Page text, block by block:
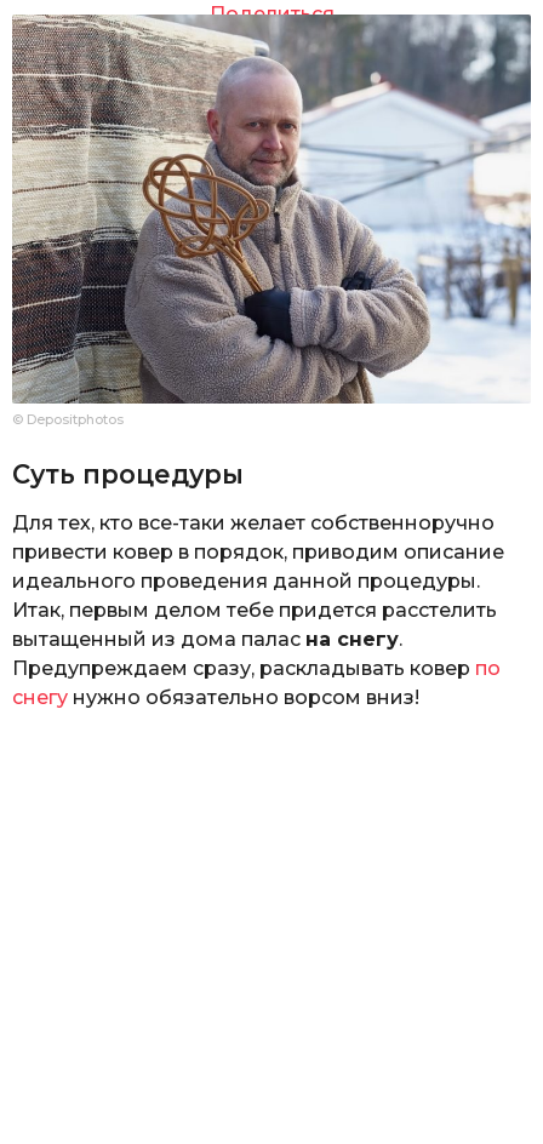
Поделиться
© Depositphotos
Суть процедуры
Для тех, кто все-таки желает собственноручно
привести ковер в порядок, приводим описание
идеального проведения данной процедуры.
Итак, первым делом тебе придется расстелить
вытащенный из дома палас на снегу.
Предупреждаем сразу, раскладывать ковер по
снегу нужно обязательно ворсом вниз!